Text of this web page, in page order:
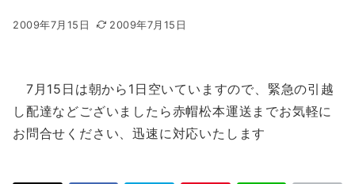
2009年7月15日 2009年7月15日
7月15日は朝から1日空いていますので、緊急の引越
し配達などございましたら赤帽松本運送までお気軽に
お問合せください、迅速に対応いたします